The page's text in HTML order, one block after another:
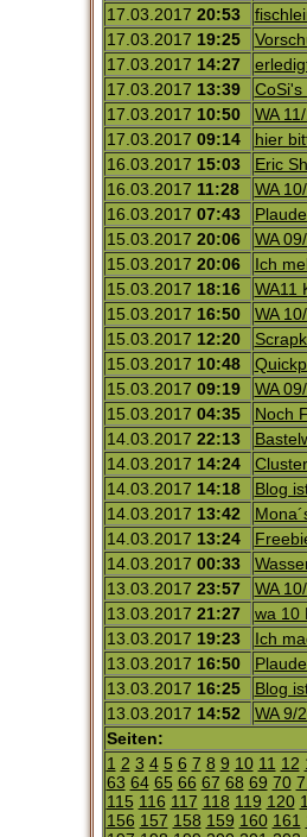
17.03.2017 20:53
17.03.2017 19:25
17.03.2017 14:27
17.03.2017 13:39 CoSi's
17.03.2017 10:50 WA
17.03.2017 09:14 hier
16.03.2017 15:03 Eric
16.03.2017 11:28 WA
16.03.2017 07:43
15.03.2017 20:06 WA
15.03.2017 20:06 Ich
15.03.2017 18:16 WA11
15.03.2017 16:50 WA
15.03.2017 12:20
15.03.2017 10:48
15.03.2017 09:19 WA
15.03.2017 04:35 Noch
14.03.2017 22:13
14.03.2017 14:24
14.03.2017 14:18 Blog
14.03.2017 13:42
14.03.2017 13:24
14.03.2017 00:33
13.03.2017 23:57 WA
13.03.2017 21:27 wa 10
13.03.2017 19:23 Ich
13.03.2017 16:50
13.03.2017 16:25 Blog
13.03.2017 14:52 WA 9/
Seiten:
1 2 3 4 5 6 7 8 9 10 11 12
63 64 65 66 67 68 69 70
115 116 117 118 119 120
156 157 158 159 160 161